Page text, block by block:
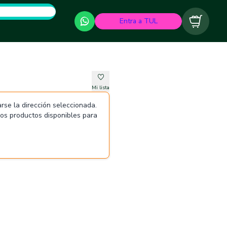
Entra a TUL Carrito
Mi lista
la dirección seleccionada.
productos disponibles para